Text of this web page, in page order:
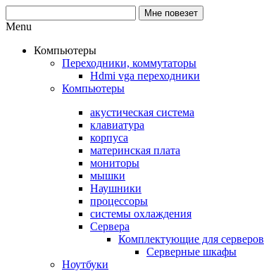
Menu
Компьютеры
Переходники, коммутаторы
Hdmi vga переходники
Компьютеры
акустическая система
клавиатура
корпуса
материнская плата
мониторы
мышки
Наушники
процессоры
системы охлаждения
Сервера
Комплектующие для серверов
Серверные шкафы
Ноутбуки